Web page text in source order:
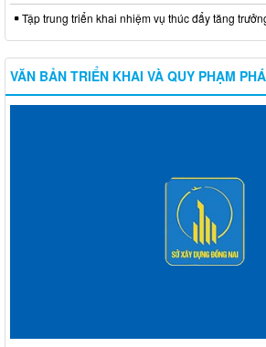
Tập trung triển khai nhiệm vụ thúc đẩy tăng
VĂN BẢN TRIỂN KHAI VÀ QUY PHẠM